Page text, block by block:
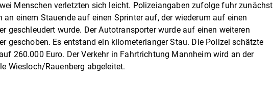
Menschen verletzten sich leicht. Polizeiangaben zufolge fuhr zunächst
an einem Stauende auf einen Sprinter auf, der wiederum auf einen
geschleudert wurde. Der Autotransporter wurde auf einen weiteren
geschoben. Es entstand ein kilometerlanger Stau. Die Polizei schätzte
260.000 Euro. Der Verkehr in Fahrtrichtung Mannheim wird an der
Wiesloch/Rauenberg abgeleitet.